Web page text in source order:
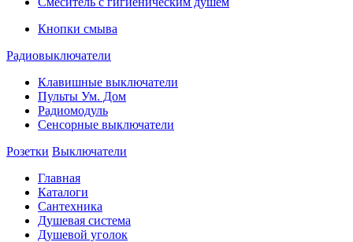
Кнопки смыва
Радиовыключатели
Клавишные выключатели
Пульты Ум. Дом
Радиомодуль
Сенсорные выключатели
Розетки Выключатели
Главная
Каталоги
Сантехника
Душевая система
Душевой уголок